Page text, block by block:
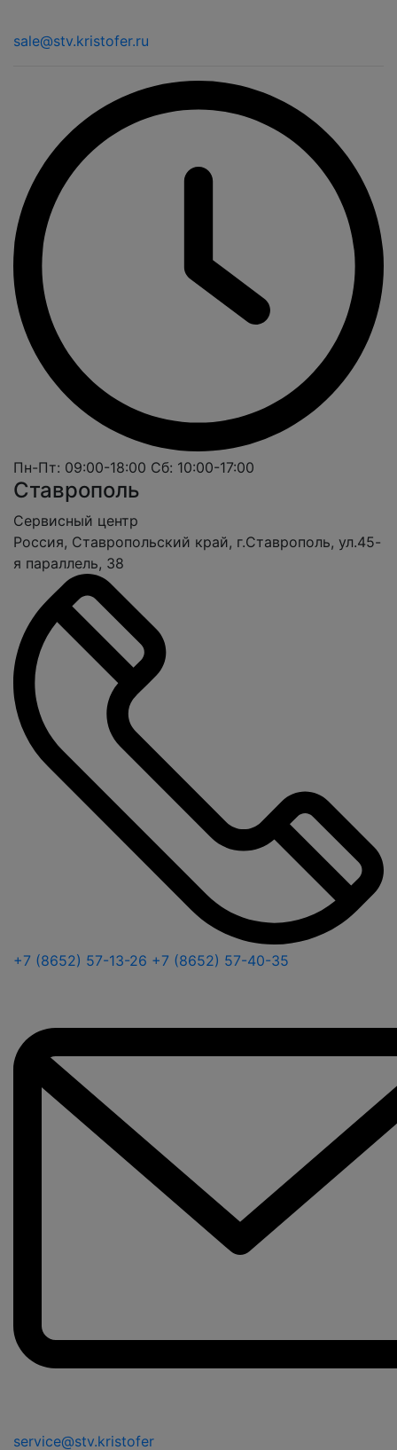
sale@stv.kristofer.ru
Пн-Пт: 09:00-18:00 Сб: 10:00-17:00
Ставрополь
Cервисный центр
Россия, Ставропольский край, г.Ставрополь, ул.45-
я параллель, 38
+7 (8652) 57-13-26 +7 (8652) 57-40-35
service@stv.kristofer